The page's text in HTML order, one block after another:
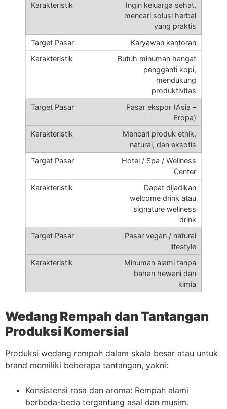
Ingin keluarga sehat,
mencari solusi herbal
yang praktis
Karyawan kantoran
Butuh minuman hangat
pengganti kopi,
mendukung
produktivitas
Pasar ekspor (Asia –
Eropa)
Mencari produk etnik,
natural, dan eksotis
Hotel / Spa / Wellness
Center
Dapat dijadikan
welcome drink atau
signature wellness
drink
Pasar vegan / natural
lifestyle
Minuman alami tanpa
bahan hewani dan
kimia
Wedang Rempah dan Tantangan
Produksi Komersial
Produksi wedang rempah dalam skala besar atau untuk
brand memiliki beberapa tantangan, yakni:
Konsistensi rasa dan aroma: Rempah alami
berbeda-beda tergantung asal dan musim.